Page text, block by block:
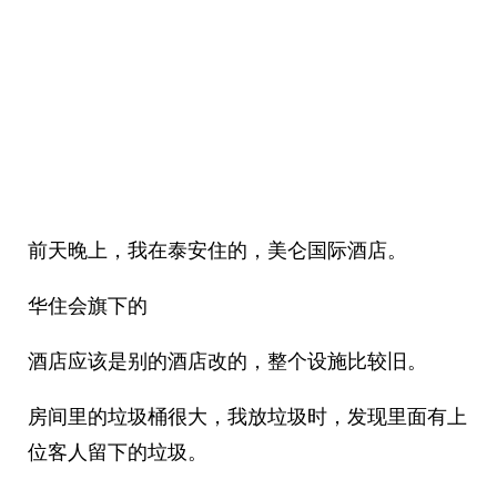
前天晚上，我在泰安住的，美仑国际酒店。
华住会旗下的
酒店应该是别的酒店改的，整个设施比较旧。
房间里的垃圾桶很大，我放垃圾时，发现里面有上
位客人留下的垃圾。